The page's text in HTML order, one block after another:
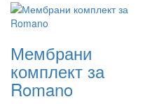
Мембрани
комплект за
Romano